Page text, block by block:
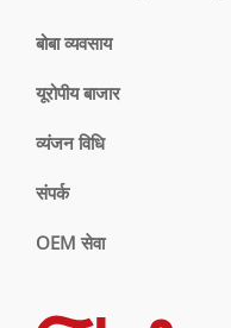
बोबा व्यवसाय
यूरोपीय बाजार
व्यंजन विधि
संपर्क
OEM सेवा